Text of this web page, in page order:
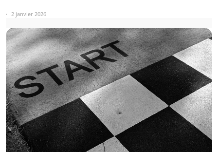
2 janvier 2026